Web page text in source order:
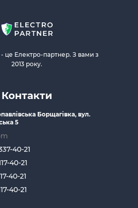
це Електро-партнер. З вами з
2013 року.
Контакти
Борщагівка, вул.
5
40-21
40-21
40-21
40-21